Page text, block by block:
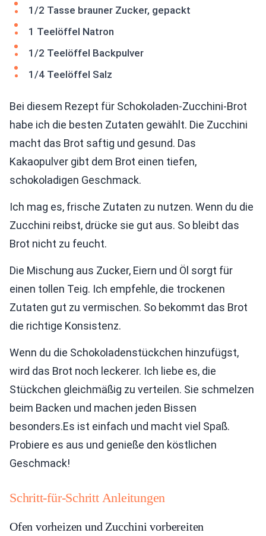
1/2 Tasse brauner Zucker, gepackt
1 Teelöffel Natron
1/2 Teelöffel Backpulver
1/4 Teelöffel Salz
Bei diesem Rezept für Schokoladen-Zucchini-Brot
habe ich die besten Zutaten gewählt. Die Zucchini
macht das Brot saftig und gesund. Das
Kakaopulver gibt dem Brot einen tiefen,
schokoladigen Geschmack.
Ich mag es, frische Zutaten zu nutzen. Wenn du die
Zucchini reibst, drücke sie gut aus. So bleibt das
Brot nicht zu feucht.
Die Mischung aus Zucker, Eiern und Öl sorgt für
einen tollen Teig. Ich empfehle, die trockenen
Zutaten gut zu vermischen. So bekommt das Brot
die richtige Konsistenz.
Wenn du die Schokoladenstückchen hinzufügst,
wird das Brot noch leckerer. Ich liebe es, die
Stückchen gleichmäßig zu verteilen. Sie schmelzen
beim Backen und machen jeden Bissen
besonders.Es ist einfach und macht viel Spaß.
Probiere es aus und genieße den köstlichen
Geschmack!
Schritt-für-Schritt Anleitungen
Ofen vorheizen und Zucchini vorbereiten